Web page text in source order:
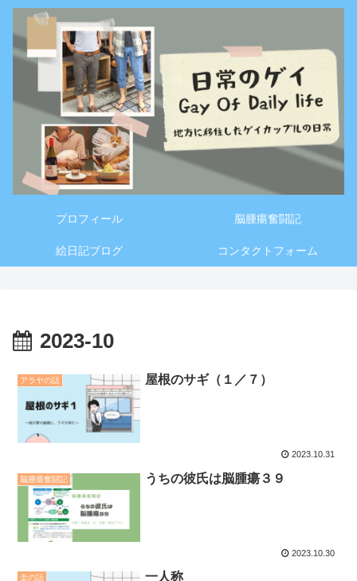
プロフィール 脳腫瘍奮闘記
絵日記ブログ コンタクトフォーム
2023-10
アラヤの話 屋根のサギ（１／７）
2023.10.31
脳腫瘍奮闘記 うちの彼氏は脳腫瘍３９
2023.10.30
圭の話 一人称